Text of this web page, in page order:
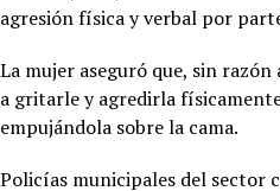
agresión física y verbal por
La mujer aseguró que, sin
a gritarle y agredirla
empujándola sobre la cama.
Policías municipales del sector